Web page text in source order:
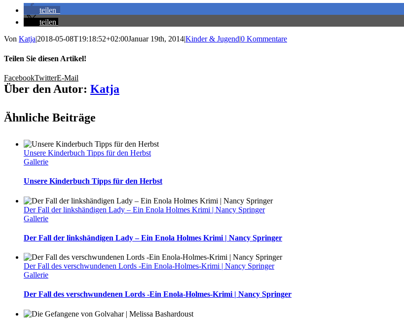
teilen
teilen
Von Katja|2018-05-08T19:18:52+02:00Januar 19th, 2014|Kinder & Jugend|0 Kommentare
Teilen Sie diesen Artikel!
FacebookTwitterE-Mail
Über den Autor: Katja
Ähnliche Beiträge
Unsere Kinderbuch Tipps für den Herbst
Gallerie
Unsere Kinderbuch Tipps für den Herbst
Der Fall der linkshändigen Lady – Ein Enola Holmes Krimi | Nancy Springer
Gallerie
Der Fall der linkshändigen Lady – Ein Enola Holmes Krimi | Nancy Springer
Der Fall des verschwundenen Lords -Ein Enola-Holmes-Krimi | Nancy Springer
Gallerie
Der Fall des verschwundenen Lords -Ein Enola-Holmes-Krimi | Nancy Springer